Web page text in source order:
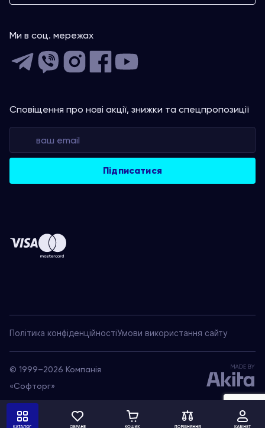
Ми в соц. мережах
Сповіщення про нові акції, знижки та спецпропозиції
© 1999–2026 Компанія
«Софторг»
Політика конфіденційностіУмови використання сайту